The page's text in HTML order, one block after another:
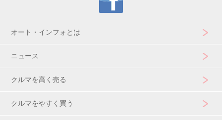
オート・インフォとは
ニュース
クルマを高く売る
クルマをやすく買う